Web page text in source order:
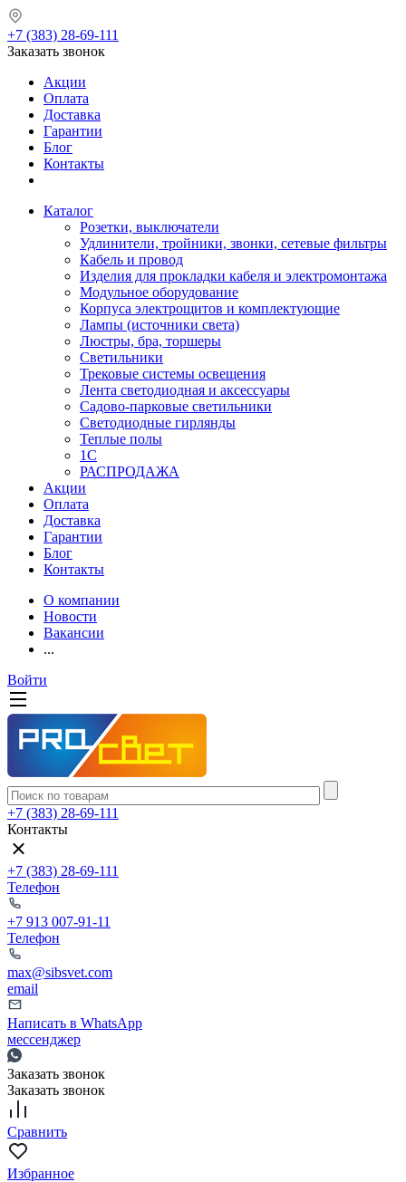
+7 (383) 28-69-111
Заказать звонок
Акции
Оплата
Доставка
Гарантии
Блог
Контакты
Каталог
Розетки, выключатели
Удлинители, тройники, звонки, сетевые фильтры
Кабель и провод
Изделия для прокладки кабеля и электромонтажа
Модульное оборудование
Корпуса электрощитов и комплектующие
Лампы (источники света)
Люстры, бра, торшеры
Светильники
Трековые системы освещения
Лента светодиодная и аксессуары
Садово-парковые светильники
Светодиодные гирлянды
Теплые полы
1С
РАСПРОДАЖА
Акции
Оплата
Доставка
Гарантии
Блог
Контакты
О компании
Новости
Вакансии
...
Войти
+7 (383) 28-69-111
Контакты
+7 (383) 28-69-111
Телефон
+7 913 007-91-11
Телефон
max@sibsvet.com
email
Написать в WhatsApp
мессенджер
Заказать звонок
Заказать звонок
Сравнить
Избранное